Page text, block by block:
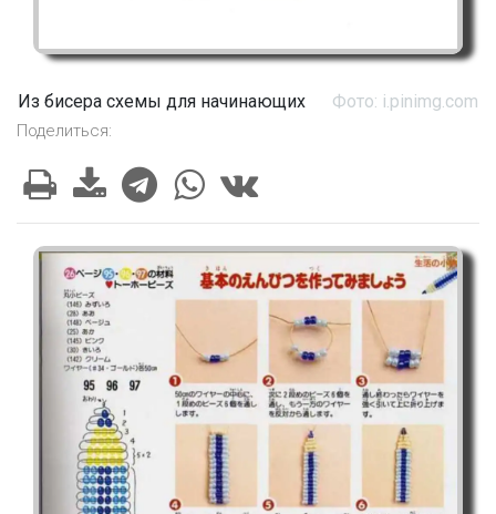
Из бисера схемы для начинающих Фото: i.pinimg.com
Поделиться: